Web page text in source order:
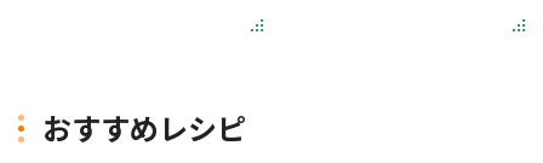
おすすめレシピ